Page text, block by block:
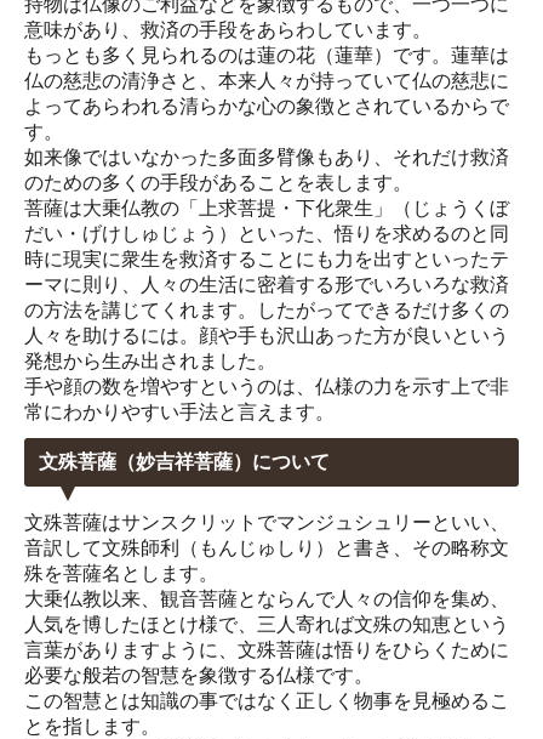
持物は仏像のご利益などを象徴するもので、一つ一つに
意味があり、救済の手段をあらわしています。
もっとも多く見られるのは蓮の花（蓮華）です。蓮華は
仏の慈悲の清浄さと、本来人々が持っていて仏の慈悲に
よってあらわれる清らかな心の象徴とされているからで
す。
如来像ではいなかった多面多臂像もあり、それだけ救済
のための多くの手段があることを表します。
菩薩は大乗仏教の「上求菩提・下化衆生」（じょうくぼ
だい・げけしゅじょう）といった、悟りを求めるのと同
時に現実に衆生を救済することにも力を出すといったテ
ーマに則り、人々の生活に密着する形でいろいろな救済
の方法を講じてくれます。したがってできるだけ多くの
人々を助けるには。顔や手も沢山あった方が良いという
発想から生み出されました。
手や顔の数を増やすというのは、仏様の力を示す上で非
常にわかりやすい手法と言えます。
文殊菩薩（妙吉祥菩薩）について
文殊菩薩はサンスクリットでマンジュシュリーといい、
音訳して文殊師利（もんじゅしり）と書き、その略称文
殊を菩薩名とします。
大乗仏教以来、観音菩薩とならんで人々の信仰を集め、
人気を博したほとけ様で、三人寄れば文殊の知恵という
言葉がありますように、文殊菩薩は悟りをひらくために
必要な般若の智慧を象徴する仏様です。
この智慧とは知識の事ではなく正しく物事を見極めるこ
とを指します。